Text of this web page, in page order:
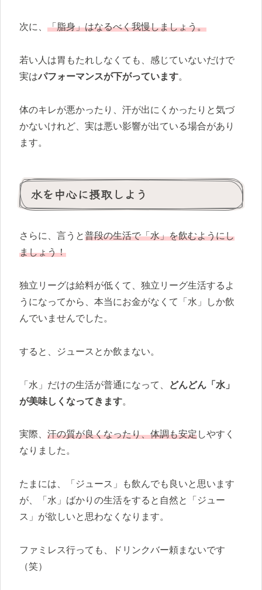
次に、 「脂身」はなるべく我慢しましょう。
若い人は胃もたれしなくても、感じていないだけで
実はパフォーマンスが下がっています。
体のキレが悪かったり、汗が出にくかったりと気づ
かないけれど、実は悪い影響が出ている場合があり
ます。
水を中心に摂取しよう
さらに、言うと普段の生活で「水」を飲むようにし
ましょう！
独立リーグは給料が低くて、独立リーグ生活するよ
うになってから、本当にお金がなくて「水」しか飲
んでいませんでした。
すると、ジュースとか飲まない。
「水」だけの生活が普通になって、
どんどん「水」
が美味しくなってきます。
実際、 汗の質が良くなったり、体調も安定しやすく
なりました。
たまには、「ジュース」も飲んでも良いと思います
が、「水」ばかりの生活をすると自然と「ジュー
ス」が欲しいと思わなくなります。
ファミレス行っても、ドリンクバー頼まないです
（笑）